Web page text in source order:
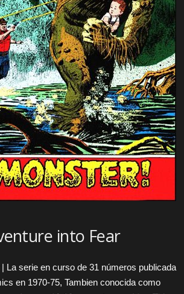
into Fear
La serie en curso de 31 números publicada
en 1970-75, Tambien conocida como